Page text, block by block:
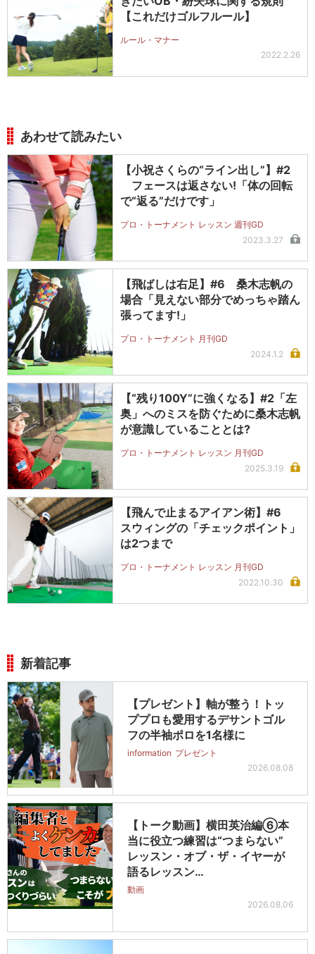
【これだけゴルフルール】
ルール・マナー
2022.2.26
あわせて読みたい
【小祝さくらの“ライン出し”】#2
フェースは返さない!「体の回転
で“返る”だけです」
プロ・トーナメント レッスン 週刊GD
2023.3.27
【飛ばしは右足】#6 桑木志帆の
場合「見えない部分でめっちゃ踏ん
張ってます!」
プロ・トーナメント 月刊GD
2024.1.2
【“残り100Y”に強くなる】#2「左
奥」へのミスを防ぐために桑木志帆
が意識していることとは?
プロ・トーナメント レッスン 月刊GD
2025.3.19
【飛んで止まるアイアン術】#6
スウィングの「チェックポイント」
は2つまで
プロ・トーナメント レッスン 月刊GD
2022.10.30
新着記事
【プレゼント】軸が整う！トッ
ププロも愛用するデサントゴル
フの半袖ポロを1名様に
information プレゼント
2026.08.08
【トーク動画】横田英治編⑥本
当に役立つ練習は“つまらない”
レッスン・オブ・ザ・イヤーが
語るレッスン…
動画
2026.08.06